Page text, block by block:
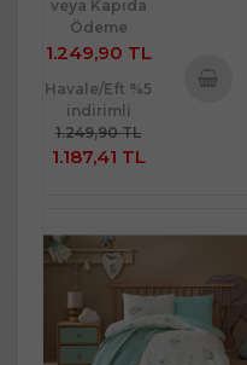
veya Kapıda
Ödeme
1.249,90 TL
Havale/Eft %5
indirimli
1.249,90 TL
1.187,41 TL